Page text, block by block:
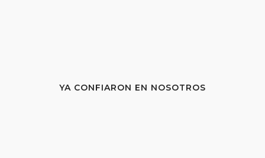
YA CONFIARON EN NOSOTROS